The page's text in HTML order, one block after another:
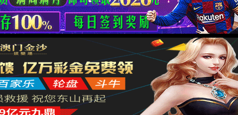
返回
Request ID:7670892426245497549
XML 地图